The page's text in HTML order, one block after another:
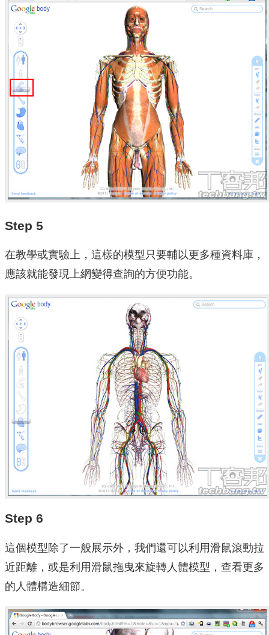
Step 5
在教學或實驗上，這樣的模型只要輔以更多種資料庫，
應該就能發現上網變得查詢的方便功能。
Step 6
這個模型除了一般展示外，我們還可以利用滑鼠滾動拉
近距離，或是利用滑鼠拖曳來旋轉人體模型，查看更多
的人體構造細節。